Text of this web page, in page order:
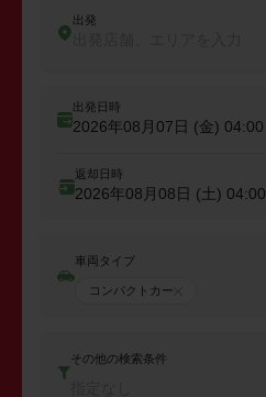
出発
出発日時
2026年08月07日 (金) 04:00
返却日時
2026年08月08日 (土) 04:00
車両タイプ
コンパクトカー
その他の検索条件